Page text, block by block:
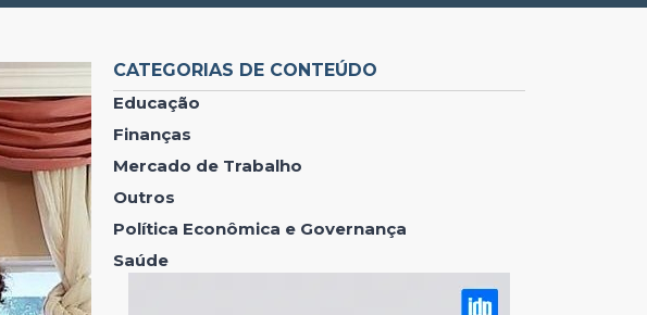
CATEGORIAS DE CONTEÚDO
Educação
Finanças
Mercado de Trabalho
Outros
Política Econômica e Governança
Saúde